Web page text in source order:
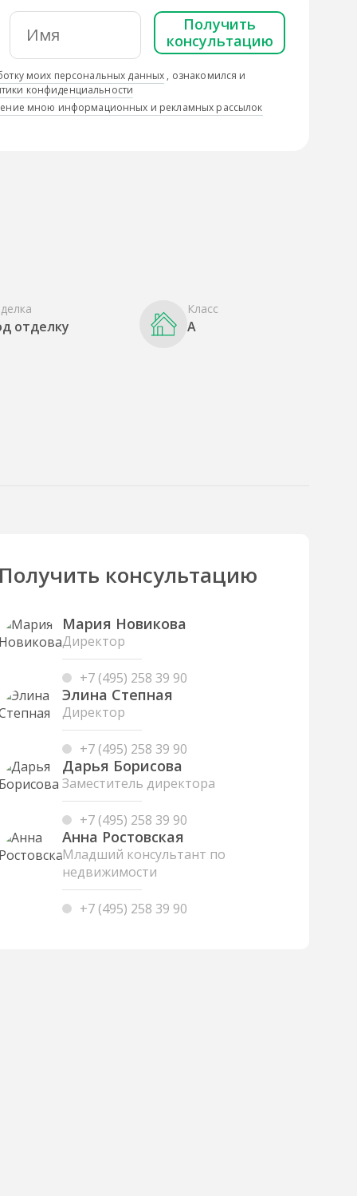
Получить
консультацию
моих персональных данных , ознакомился и
конфиденциальности
мною информационных и рекламных рассылок
отделку
Класс
A
консультацию
Мария Новикова
Директор
+7 (495) 258 39 90
Элина Степная
Директор
+7 (495) 258 39 90
Дарья Борисова
Заместитель директора
+7 (495) 258 39 90
Анна Ростовская
Младший консультант по
недвижимости
+7 (495) 258 39 90